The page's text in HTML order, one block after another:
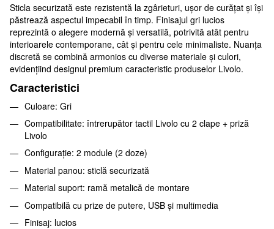
Sticla securizată este rezistentă la zgârieturi, ușor de curățat și își
păstrează aspectul impecabil în timp. Finisajul gri lucios
reprezintă o alegere modernă și versatilă, potrivită atât pentru
interioarele contemporane, cât și pentru cele minimaliste. Nuanța
discretă se combină armonios cu diverse materiale și culori,
evidențiind designul premium caracteristic produselor Livolo.
Caracteristici
Culoare: Gri
Compatibilitate: întrerupător tactil Livolo cu 2 clape + priză
Livolo
Configurație: 2 module (2 doze)
Material panou: sticlă securizată
Material suport: ramă metalică de montare
Compatibilă cu prize de putere, USB și multimedia
Finisaj: lucios